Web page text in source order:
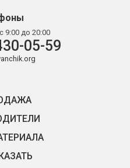
с 9:00 до 20:00
05-59